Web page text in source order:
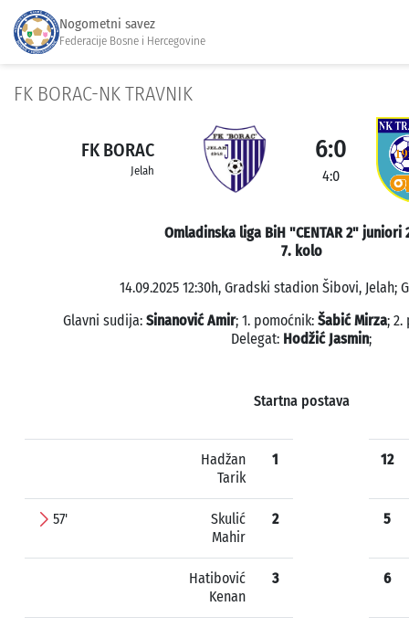
Nogometni savez
Federacije Bosne i Hercegovine
FK BORAC-NK TRAVNIK
FK BORAC
Jelah
6:0
4:0
Omladinska liga BiH "CENTAR 2" juniori
7. kolo
14.09.2025 12:30h, Gradski stadion Šibovi, Jelah;
Glavni sudija: Sinanović Amir; 1. pomoćnik: Šabić Mirza; 2.
Delegat: Hodžić Jasmin;
Startna postava
Hadžan
Tarik
1
57'
Skulić
Mahir
2
Hatibović
Kenan
3
12
5
6